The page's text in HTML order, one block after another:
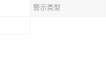
警示类型